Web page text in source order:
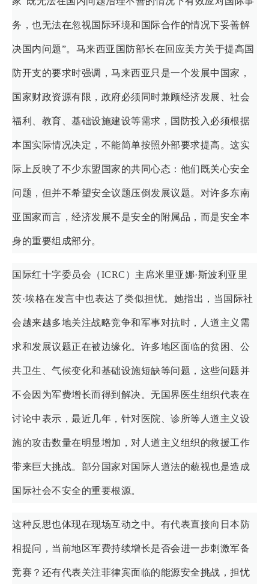
务，也无法在忽视国际环境和国际合作的情况下妥善解
决国内问题”。马来西亚国防部长在回应美方关于提高国
防开支的要求时强调，马来西亚只是一个发展中国家，
国家财政资源有限，政府必须同时兼顾经济发展、社会
福利、教育、基础设施建设等需求，国防投入必须根据
本国实际情况决定，不能简单按照外部要求提高。这实
际上反映了不少东盟国家的共同心态：他们既关心安全
问题，但并不希望安全议题压倒发展议题。对许多东南
亚国家而言，经济发展不是安全的附属品，而是安全本
身的重要组成部分。
国际红十字委员会（ICRC）主席米里亚娜·斯波利亚里
茨·埃格在发言中也表达了类似担忧。她指出，当国际社
会越来越多地关注战略竞争和军事对抗时，人道主义需
求和发展议题正在被边缘化。许多地区面临的贫困、公
共卫生、气候变化和基础设施短缺等问题，这些问题并
不会因为军费增长而得到解决。无国界医生组织代表在
讨论中表示，最近几年，针对医院、诊所等人道主义设
施的攻击数量在明显增加，对人道主义组织的救援工作
带来巨大挑战。部分国家对国际人道法的藐视也是造成
国际社会不安全的重要根源。
这种反思也体现在现场互动之中。有代表直接向日本防
相提问，当前地区军费持续增长是否会进一步刺激军备
竞赛？还有代表关注菲律宾面临的能源安全挑战，担忧